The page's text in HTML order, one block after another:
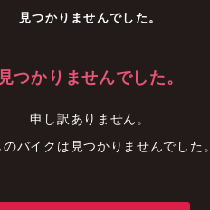
見つかりませんでした。
見つかりませんでした。
申し訳ありません。
バイクは見つかりませんでした。